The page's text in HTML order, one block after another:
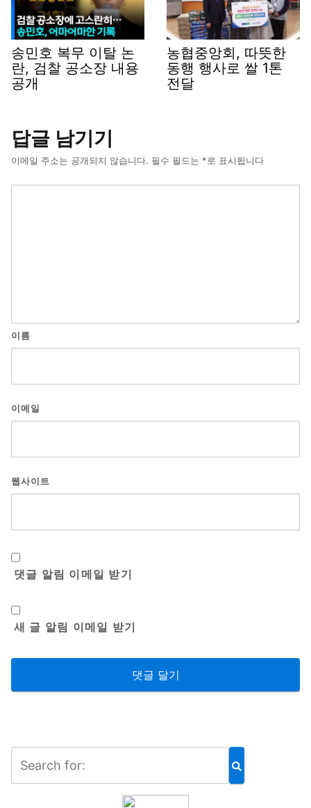
송민호 복무 이탈 논
란, 검찰 공소장 내용
공개
농협중앙회, 따뜻한
동행 행사로 쌀 1톤
전달
답글 남기기
이메일 주소는 공개되지 않습니다. 필수 필드는 *로 표시됩니다
이름
이메일
웹사이트
댓글 알림 이메일 받기
새 글 알림 이메일 받기